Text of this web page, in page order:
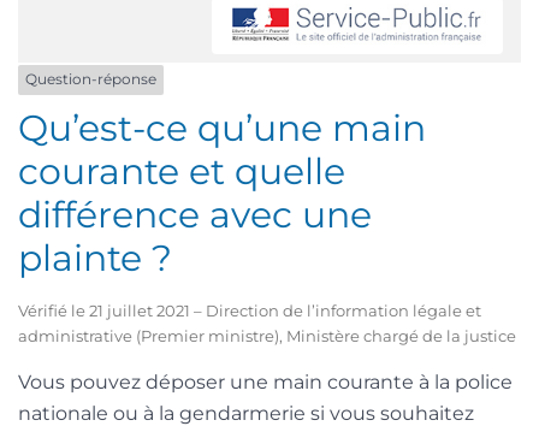
Question-réponse
Qu’est-ce qu’une main
courante et quelle
différence avec une
plainte ?
Vérifié le 21 juillet 2021 – Direction de l’information légale et
administrative (Premier ministre), Ministère chargé de la justice
Vous pouvez déposer une main courante à la police
nationale ou à la gendarmerie si vous souhaitez